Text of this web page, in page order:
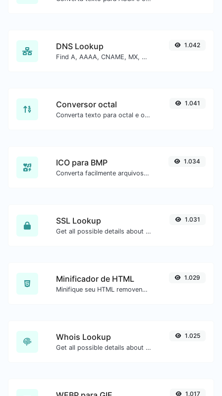
DNS Lookup
Find A, AAAA, CNAME, MX, NS, TXT, SOA DNS records of a host.
1.042
Conversor octal
Converta texto para octal e o contrário para qualquer entrada de string.
1.041
ICO para BMP
Converta facilmente arquivos de imagem ICO para BMP.
1.034
SSL Lookup
Get all possible details about an SSL certificate.
1.031
Minificador de HTML
Minifique seu HTML removendo todos os caracteres desnecessários.
1.029
Whois Lookup
Get all possible details about a domain name.
1.025
1.017